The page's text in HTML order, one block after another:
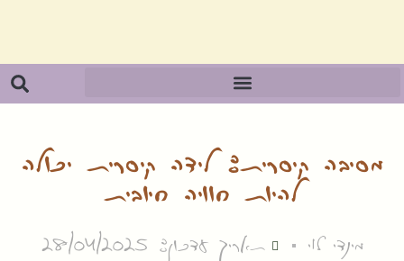
מסיבה קיסרית: לידה קיסרית יכולה
להיות חוויה חיובית
מינדי לוי תאריך עדכון: 28/04/2025